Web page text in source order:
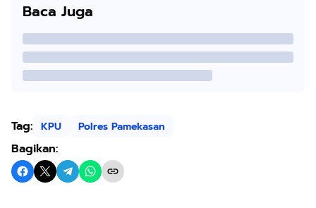
Baca Juga
Tag: KPU Polres Pamekasan
Bagikan: